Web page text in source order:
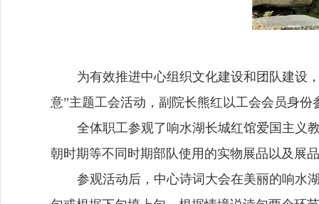
为有效推进中心组织文化建设和团队建设
意”主题工会活动，副院长熊红以工会会员身份
全体职工参观了响水湖长城红馆爱国主义
朝时期等不同时期部队使用的实物展品以及展
参观活动后，中心诗词大会在美丽的响水